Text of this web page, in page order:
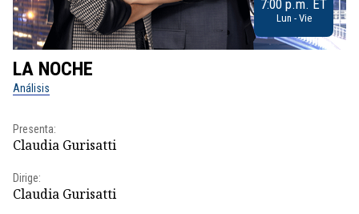
7:00 p.m. ET
Lun - Vie
LA NOCHE
Análisis
Presenta:
Claudia Gurisatti
Dirige:
Claudia Gurisatti